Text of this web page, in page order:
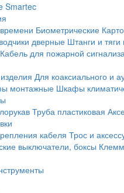
Smartec
Биометрические
дверные Штанги и тяги
Кабель для пожарной
Для коаксиального и
монтажные Шкафы
Труба пластиковая
кабеля Трос и
выключатели, боксы